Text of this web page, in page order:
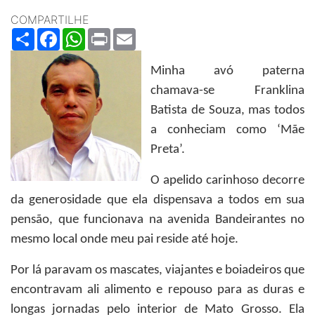
COMPARTILHE
ShareFacebookWhatsApp
Print
Minha avó paterna
chamava-se Franklina
Batista de Souza, mas todos
a conheciam como ‘Mãe
Preta’.
O apelido carinhoso decorre
da generosidade que ela dispensava a todos em sua
pensão, que funcionava na avenida Bandeirantes no
mesmo local onde meu pai reside até hoje.
Por lá paravam os mascates, viajantes e boiadeiros que
encontravam ali alimento e repouso para as duras e
longas jornadas pelo interior de Mato Grosso. Ela